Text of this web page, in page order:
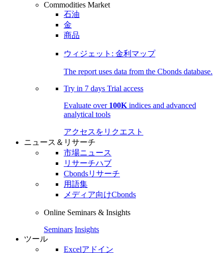
Commodities Market
石油
金
商品
ウィジェット: 金利マップ
The report uses data from the Cbonds database.
Try in 7 days Trial access
Evaluate over 100K indices and advanced
analytical tools
アクセスをリクエスト
ニュース＆リサーチ
市場ニュース
リサーチハブ
Cbondsリサーチ
用語集
メディア向けCbonds
Online Seminars & Insights
Seminars Insights
ツール
Excelアドイン